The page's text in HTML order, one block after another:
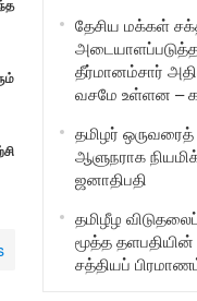
தேசிய மக்கள்
தீர்மானம்சார்
வசமே உள்ளன –
தமிழர்
ஆளுநராக
ஜனாதிபதி
தமிழீழ
மூத்த
சத்தியப்